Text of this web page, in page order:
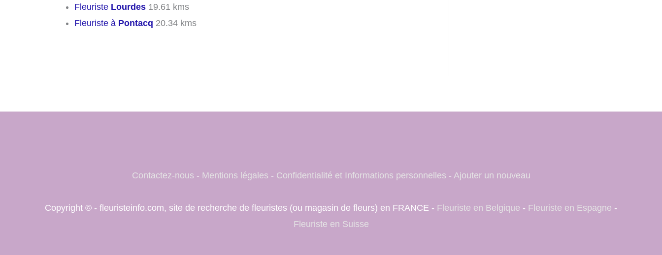
Fleuriste Lourdes 19.61 kms
Fleuriste à Pontacq 20.34 kms
Contactez-nous - Mentions légales - Confidentialité et Informations personnelles - Ajouter un nouveau
Copyright © - fleuristeinfo.com, site de recherche de fleuristes (ou magasin de fleurs) en FRANCE - Fleuriste en Belgique - Fleuriste en Espagne -
Fleuriste en Suisse